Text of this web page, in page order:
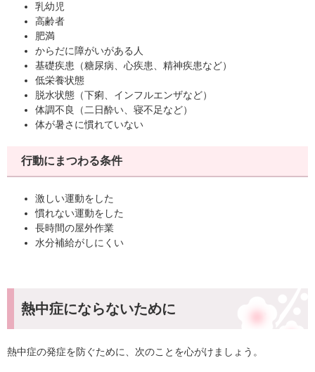
乳幼児
高齢者
肥満
からだに障がいがある人
基礎疾患（糖尿病、心疾患、精神疾患など）
低栄養状態
脱水状態（下痢、インフルエンザなど）
体調不良（二日酔い、寝不足など）
体が暑さに慣れていない
行動にまつわる条件
激しい運動をした
慣れない運動をした
長時間の屋外作業
水分補給がしにくい
熱中症にならないために
熱中症の発症を防ぐために、次のことを心がけましょう。